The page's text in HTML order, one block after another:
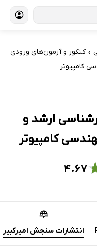
› کنکور و آزمون‌های ورودی
کامپیوتر
ارشد و
کامپیوتر
۴.۶۷
انتشارات سنجش امیرکبیر